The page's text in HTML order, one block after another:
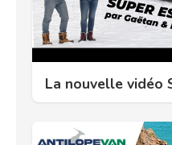
La nouvelle vidéo